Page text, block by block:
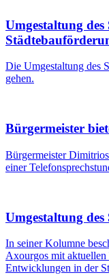
Umgestaltung
Die Umgestaltung des
gehen.
Bürgermeister
Bürgermeister
einer
Umgestaltung
In seiner Kolumne
Axourgos mit aktuellen
Entwicklungen in der